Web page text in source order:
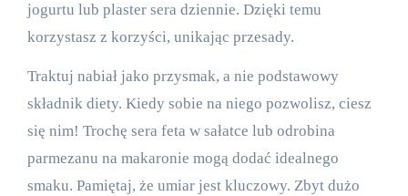
jogurtu lub plaster sera dziennie. Dzięki temu
korzystasz z korzyści, unikając przesady.
Traktuj nabiał jako przysmak, a nie podstawowy
składnik diety. Kiedy sobie na niego pozwolisz, ciesz
się nim! Trochę sera feta w sałatce lub odrobina
parmezanu na makaronie mogą dodać idealnego
smaku. Pamiętaj, że umiar jest kluczowy. Zbyt dużo